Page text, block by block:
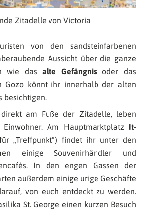
Zitadelle von Victoria
von den sandsteinfarbenen
Aussicht über die ganze
wie dasalte Gefängnisoder das
Gozo könnt ihr innerhalb der alten
besichtigen.
am Fuße der Zitadelle, leben
Am Hauptmarktplatz It-
„Treffpunkt“) findet ihr unter den
einige Souvenirhändler und
In den engen Gassen der
außerdem einige urige Geschäfte
von euch entdeckt zu werden.
St. George einen kurzen Besuch